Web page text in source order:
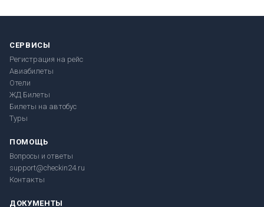
СЕРВИСЫ
Регистрация на рейс
Авиабилеты
Отели
ЖД Билеты
Билеты на автобус
Туры
ПОМОЩЬ
Вопросы и ответы
support@checkin24.ru
Контакты
ДОКУМЕНТЫ